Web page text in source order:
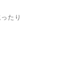
たり